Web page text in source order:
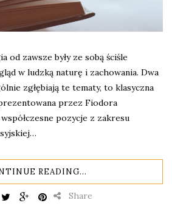
od zawsze były ze sobą ściśle
w ludzką naturę i zachowania. Dwa
zgłębiają te tematy, to klasyczna
przez Fiodora
pozycje z zakresu
READING...
Share